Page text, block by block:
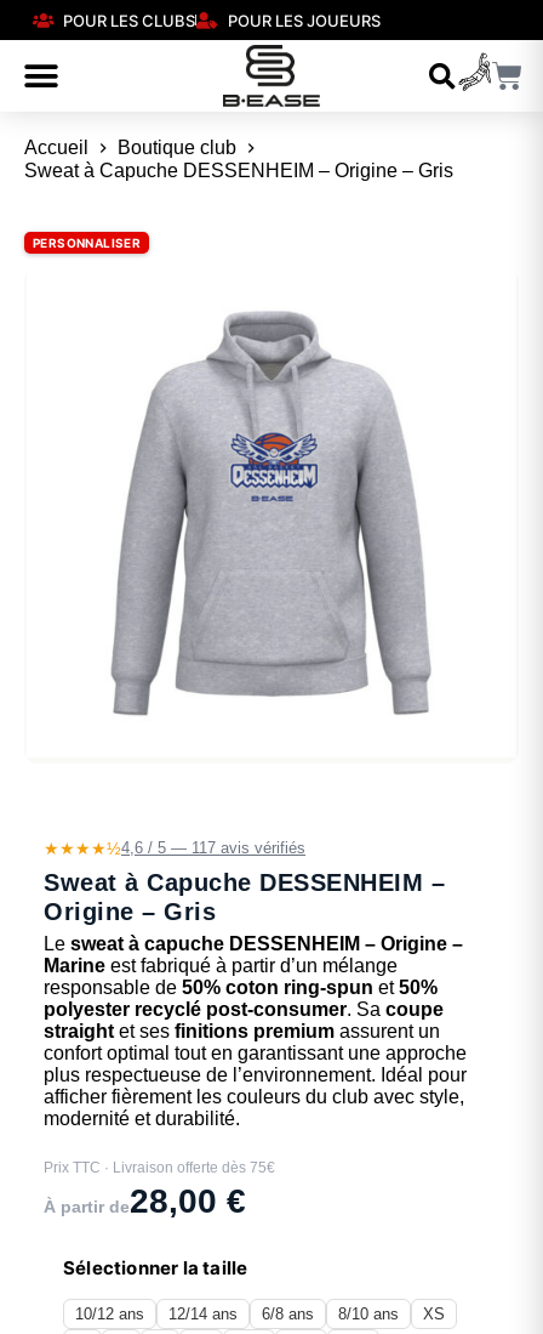
POUR LES CLUBS POUR LES JOUEURS
Accueil
Boutique club
Sweat à Capuche DESSENHEIM – Origine – Gris
PERSONNALISER
★★★★½4,6 / 5 — 117 avis vérifiés
Sweat à Capuche DESSENHEIM –
Origine – Gris
Le sweat à capuche DESSENHEIM – Origine –
Marine est fabriqué à partir d’un mélange
responsable de 50% coton ring-spun et50%
polyester recyclé post-consumer. Sa coupe
straight et ses finitions premium assurent un
confort optimal tout en garantissant une approche
plus respectueuse de l’environnement. Idéal pour
afficher fièrement les couleurs du club avec style,
modernité et durabilité.
Prix TTC · Livraison offerte dès 75€
À partir de28,00 €
Sélectionner la taille
10/12 ans 12/14 ans 6/8 ans 8/10 ans
XS